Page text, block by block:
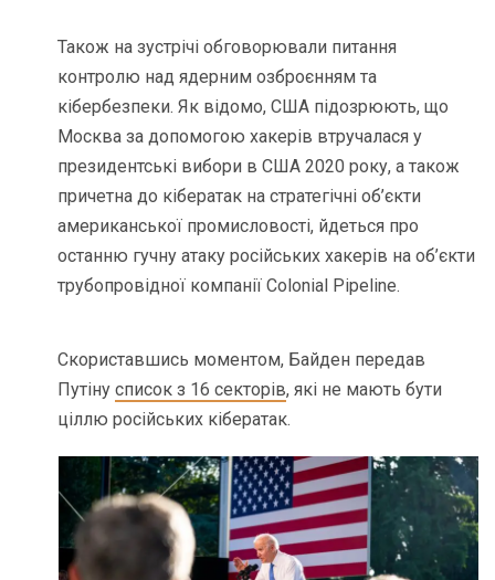
Також на зустрічі обговорювали питання
контролю над ядерним озброєнням та
кібербезпеки. Як відомо, США підозрюють, що
Москва за допомогою хакерів втручалася у
президентські вибори в США 2020 року, а також
причетна до кібератак на стратегічні об’єкти
американської промисловості, йдеться про
останню гучну атаку російських хакерів на об’єкти
трубопровідної компанії Colonial Pipeline.
Скориставшись моментом, Байден передав
Путінусписок з 16 секторів, які не мають бути
ціллю російських кібератак.